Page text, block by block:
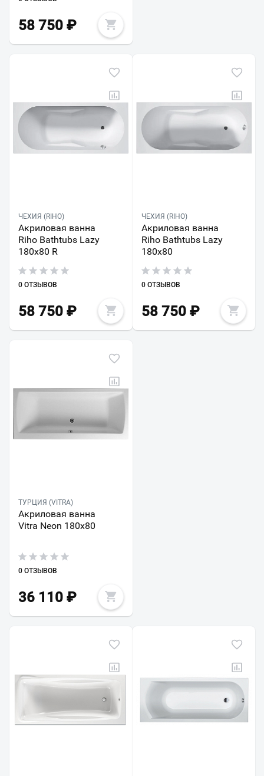
58 750 ₽
ЧЕХИЯ (RIHO)
Акриловая ванна
Riho Bathtubs Lazy
180х80 R
0 ОТЗЫВОВ
58 750 ₽
ЧЕХИЯ (RIHO)
Акриловая ванна
Riho Bathtubs Lazy
180x80
0 ОТЗЫВОВ
58 750₽
ТУРЦИЯ (VITRA)
Акриловая ванна
Vitra Neon 180х80
0 ОТЗЫВОВ
36 110 ₽